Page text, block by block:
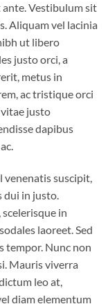
ante. Vestibulum sit
Aliquam vel lacinia
ut libero
justo orci, a
metus in
ac tristique orci
justo
dapibus
venenatis suscipit,
dui in justo.
in
laoreet. Sed
tempor. Nunc non
Mauris viverra
leo at,
diam elementum